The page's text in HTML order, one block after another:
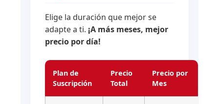
Elige la duración que mejor se
adapte a ti. ¡A más meses, mejor
precio por día!
Plan de
Suscripción
Precio
Total
Precio por
Mes